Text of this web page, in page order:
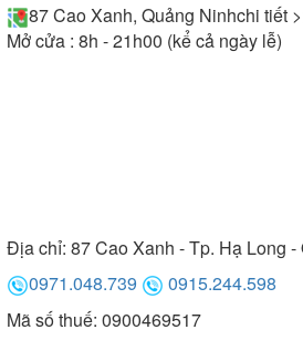
87 Cao Xanh, Quảng Ninhchi tiết
Mở cửa : 8h - 21h00 (kể cả ngày lễ)
Địa chỉ: 87 Cao Xanh - Tp. Hạ Long -
0971.048.739
0915.244.598
Mã số thuế: 0900469517